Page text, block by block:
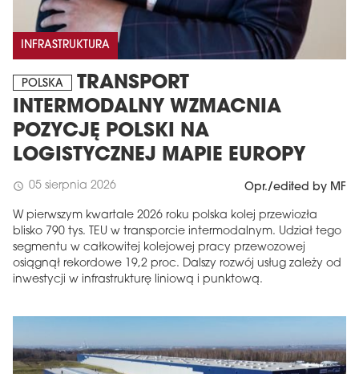
INFRASTRUKTURA
POLSKA
TRANSPORT
INTERMODALNY WZMACNIA
POZYCJĘ POLSKI NA
LOGISTYCZNEJ MAPIE EUROPY
schedule 05 sierpnia 2026 Opr./edited by MF
W pierwszym kwartale 2026 roku polska kolej przewiozła
blisko 790 tys. TEU w transporcie intermodalnym. Udział tego
segmentu w całkowitej kolejowej pracy przewozowej
osiągnął rekordowe 19,2 proc. Dalszy rozwój usług zależy od
inwestycji w infrastrukturę liniową i punktową.